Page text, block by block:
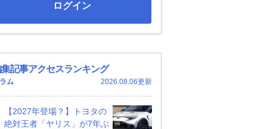
ログイン
記事アクセスランキング
ム 2026.08.06更新
【2027年登場？】トヨタの
絶対王者「ヤリス」が7年ぶ